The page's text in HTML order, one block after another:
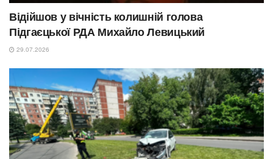
Відійшов у вічність колишній голова
Підгаєцької РДА Михайло Левицький
29.07.2026